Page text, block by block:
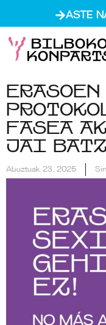
ASTE
fasea
Jai
Abuztuak 23, 2025